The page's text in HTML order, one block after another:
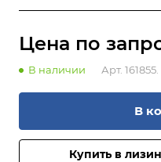
Цена по запр
В наличии Арт. 161855.
В
Купить в